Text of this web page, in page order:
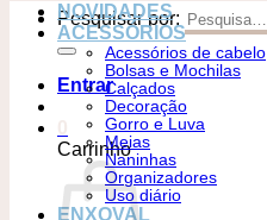
Pesquisar por:
Entrar
Carrinho
NOVIDADES
ACESSÓRIOS
Acessórios de cabelo
Bolsas e Mochilas
Calçados
Decoração
Gorro e Luva
Meias
Naninhas
Organizadores
Uso diário
ENXOVAL